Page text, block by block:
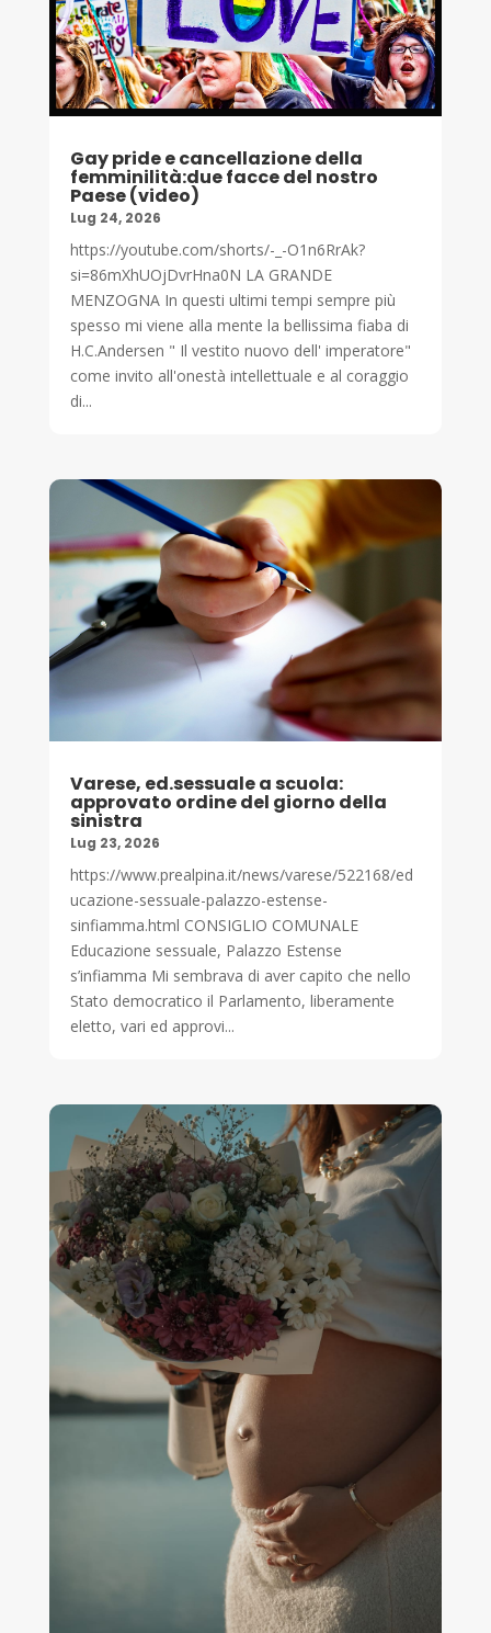
Gay pride e cancellazione della
femminilità:due facce del nostro
Paese (video)
Lug 24, 2026
https://youtube.com/shorts/-_-O1n6RrAk?
si=86mXhUOjDvrHna0N LA GRANDE
MENZOGNA In questi ultimi tempi sempre più
spesso mi viene alla mente la bellissima fiaba di
H.C.Andersen " Il vestito nuovo dell' imperatore"
come invito all'onestà intellettuale e al coraggio
di...
Varese, ed.sessuale a scuola:
approvato ordine del giorno della
sinistra
Lug 23, 2026
https://www.prealpina.it/news/varese/522168/ed
ucazione-sessuale-palazzo-estense-
sinfiamma.html CONSIGLIO COMUNALE
Educazione sessuale, Palazzo Estense
s’infiamma Mi sembrava di aver capito che nello
Stato democratico il Parlamento, liberamente
eletto, vari ed approvi...